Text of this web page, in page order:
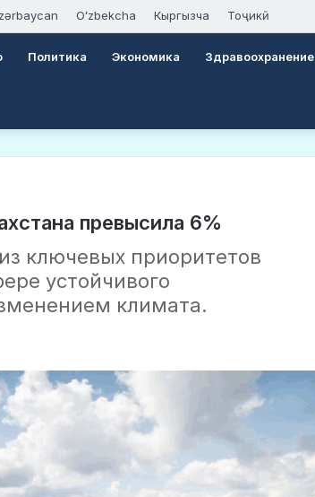
Oʻzbekcha Кыргызча Тоҷикӣ
Политика Экономика Здравоохранение
превысила 6%
ключевых приоритетов
устойчивого
климата.